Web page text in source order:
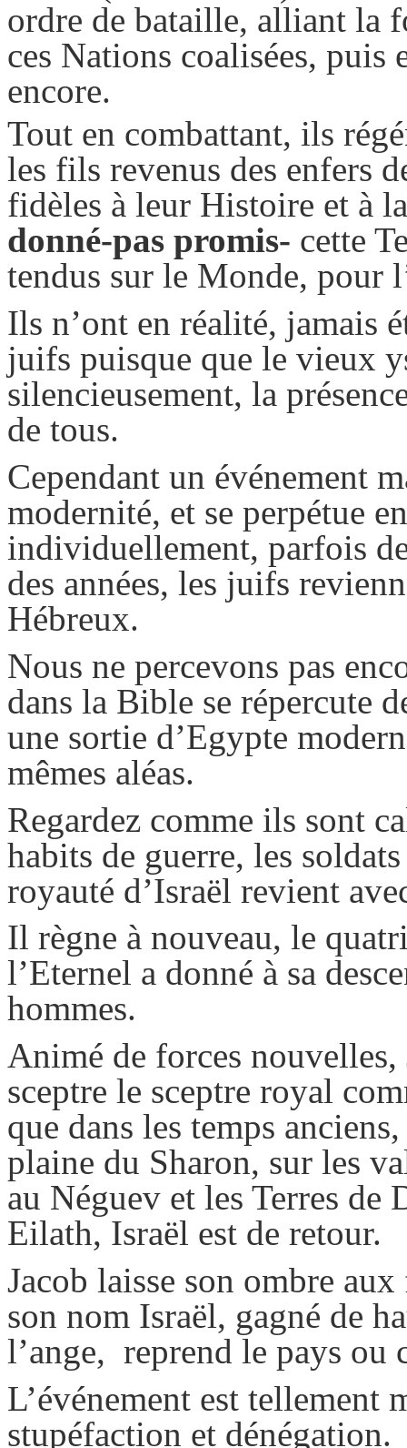
ordre de bataille, alliant la
ces Nations coalisées, puis
encore.
Tout en combattant, ils
les fils revenus des enfers
fidèles à leur Histoire et à
donné-pas promis- cette
tendus sur le Monde, pour
Ils n’ont en réalité, jamais
juifs puisque que le vieux
silencieusement, la
de tous.
Cependant un événement
modernité, et se perpétue
individuellement, parfois
des années, les juifs
Hébreux.
Nous ne percevons pas
dans la Bible se répercute
une sortie d’Egypte
mêmes aléas.
Regardez comme ils sont
habits de guerre, les
royauté d’Israël revient
Il règne à nouveau, le
l’Eternel a donné à sa
hommes.
Animé de forces nouvelles,
sceptre le sceptre royal
que dans les temps
plaine du Sharon, sur les
au Néguev et les Terres de
Eilath, Israël est de retour.
Jacob laisse son ombre
son nom Israël, gagné de
l’ange, reprend le pays
L’événement est tellement
stupéfaction et dénégation.